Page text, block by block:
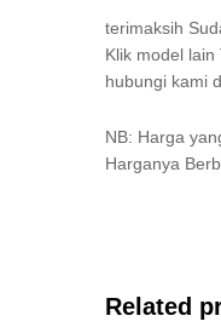
terimaksih
Klik model lain
hubungi kami
NB: Harga
Harganya
Related